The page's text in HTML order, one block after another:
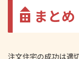
まとめ
注文住宅の成功は適